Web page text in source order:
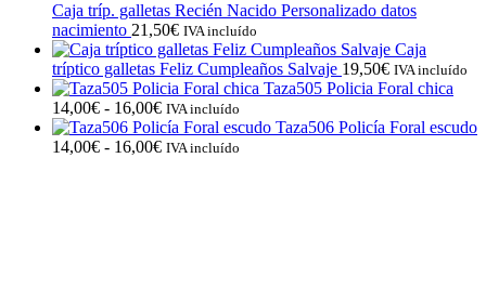
Caja tríp. galletas Recién Nacido Personalizado datos
nacimiento 21,50€ IVA incluído
Caja
tríptico galletas Feliz Cumpleaños Salvaje 19,50€ IVA incluído
Taza505 Policia Foral chica
14,00€ - 16,00€Rango
de
precios:
IVA incluído
Taza506 Policía Foral escudo
14,00€ - 16,00€Rango
IVA incluído